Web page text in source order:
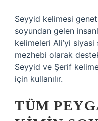
Seyyid kelimesi
soyundan gelen
kelimeleri Ali’yi
mezhebi olarak
Seyyid ve Şerif
için kullanılır.
TÜM